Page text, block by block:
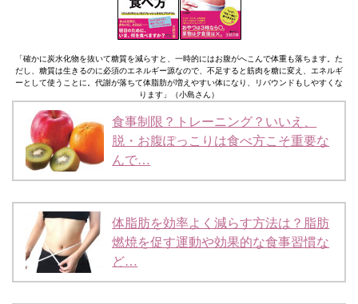
「確かに炭水化物を抜いて糖質を減らすと、一時的にはお腹がへこんで体重も落ちます。た
だし、糖質は生きるのに必須のエネルギー源なので、不足すると筋肉を糖に変え、エネルギ
ーとして使うことに。代謝が落ちて体脂肪が増えやすい体になり、リバウンドもしやすくな
ります」（小島さん）
食事制限？トレーニング？いいえ、
脱・お腹ぽっこりは食べ方こそ重要な
んで…
体脂肪を効率よく減らす方法は？脂肪
燃焼を促す運動や効果的な食事習慣な
ど…